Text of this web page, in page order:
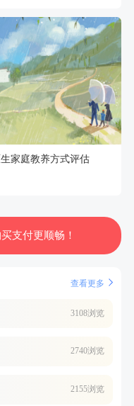
生家庭教养方式评估
支付更顺畅！
查看更多
3108浏览
2740浏览
2155浏览